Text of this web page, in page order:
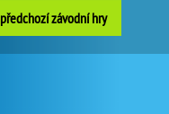
předchozí závodní hry